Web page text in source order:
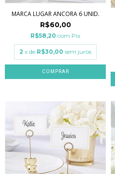
MARCA LUGAR ANCORA 6 UNID.
R$60,00
R$58,20 com Pix
2 x de R$30,00 sem juros